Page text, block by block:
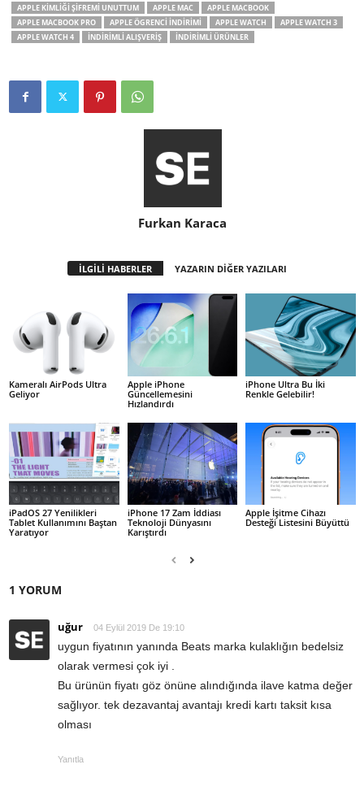
APPLE KIMLIĞI ŞIFREMI UNUTTUM
APPLE MAC
APPLE MACBOOK
APPLE MACBOOK PRO
APPLE ÖGRENCI INDIRIMI APPLE WATCH
APPLE WATCH 3
APPLE WATCH 4
INDIRIMLI ALIŞVERIŞ INDIRIMLI ÜRÜNLER
Furkan Karaca
İLGİLİ HABERLER YAZARIN DİĞER YAZILARI
Kameralı AirPods Ultra
Geliyor
Apple iPhone
Güncellemesini
Hızlandırdı
iPhone Ultra Bu İki
Renkle Gelebilir!
iPadOS 27 Yenilikleri
Tablet Kullanımını Baştan
Yaratıyor
iPhone 17 Zam İddiası
Teknoloji Dünyasını
Karıştırdı
Apple İşitme Cihazı
Desteği Listesini Büyüttü
1 YORUM
uğur 04 Eylül 2019 De 19:10
uygun fiyatının yanında Beats marka kulaklığın bedelsiz
olarak vermesi çok iyi .
Bu ürünün fiyatı göz önüne alındığında ilave katma değer
sağlıyor. tek dezavantaj avantajı kredi kartı taksit kısa
olması
Yanıtla